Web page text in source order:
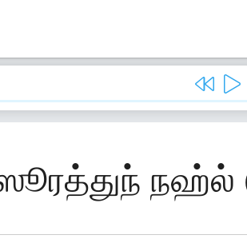
ஸூரத்துந் நஹ்ல்